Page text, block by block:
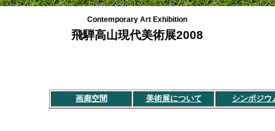
Contemporary Art Exhibition
飛騨高山現代美術展2008
画廊空間 美術展について シンポジウ